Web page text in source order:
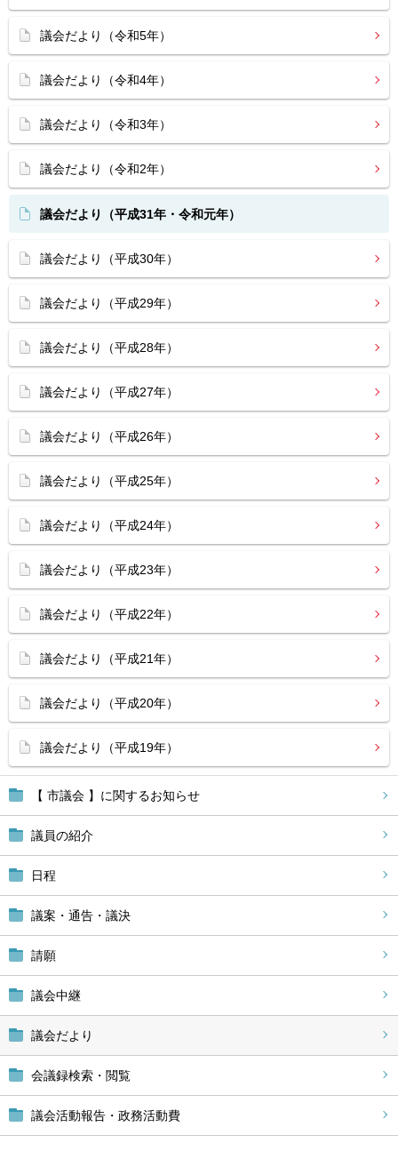
【 市議会 】に関するお知らせ
議員の紹介
日程
議案・通告・議決
請願
議会中継
議会だより
会議録検索・閲覧
議会活動報告・政務活動費
議会だより（令和5年）
議会だより（令和4年）
議会だより（令和3年）
議会だより（令和2年）
議会だより（平成31年・令和元年）
議会だより（平成30年）
議会だより（平成29年）
議会だより（平成28年）
議会だより（平成27年）
議会だより（平成26年）
議会だより（平成25年）
議会だより（平成24年）
議会だより（平成23年）
議会だより（平成22年）
議会だより（平成21年）
議会だより（平成20年）
議会だより（平成19年）